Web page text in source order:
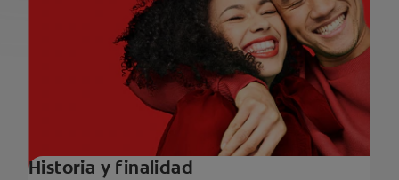
Historia y finalidad